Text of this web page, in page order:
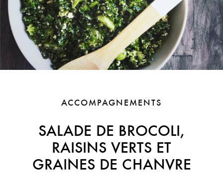
ACCOMPAGNEMENTS
SALADE DE BROCOLI,
RAISINS VERTS ET
GRAINES DE CHANVRE